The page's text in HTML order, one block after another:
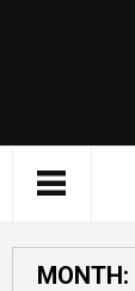
MONTH: